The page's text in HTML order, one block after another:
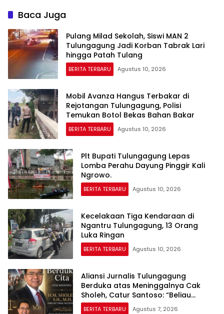
Baca Juga
Pulang Milad Sekolah, Siswi MAN 2
Tulungagung Jadi Korban Tabrak Lari
hingga Patah Tulang
BERITA TERBARU Agustus 10, 2026
Mobil Avanza Hangus Terbakar di
Rejotangan Tulungagung, Polisi
Temukan Botol Bekas Bahan Bakar
BERITA TERBARU Agustus 10, 2026
Plt Bupati Tulungagung Lepas
Lomba Perahu Dayung Pinggir Kali
Ngrowo.
BERITA TERBARU Agustus 10, 2026
Kecelakaan Tiga Kendaraan di
Ngantru Tulungagung, 13 Orang
Luka Ringan
BERITA TERBARU Agustus 10, 2026
Aliansi Jurnalis Tulungagung
Berduka atas Meninggalnya Cak
Sholeh, Catur Santoso: “Beliau
Pejuang Keadilan yang Vokal”
BERITA TERBARU Agustus 7, 2026